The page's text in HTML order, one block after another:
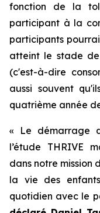
fonction de la
participant à la
participants
atteint le stade
(c'est-à-dire
aussi souvent
quatrième année
« Le démarrage
l’étude THRIVE
dans notre mission
la vie des
quotidien avec le